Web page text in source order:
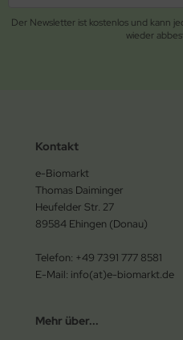
Der Newsletter ist kostenlos und kann
wieder
Kontakt
e-Biomarkt
Thomas Daiminger
Heufelder Str. 27
89584 Ehingen (Donau)
Telefon: +49 7391 777 8581
E-Mail: info(at)e-biomarkt.de
Mehr über...